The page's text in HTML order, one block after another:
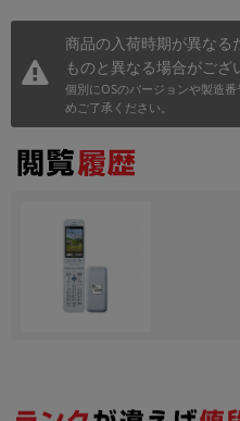
商品の入荷時期が異なる
ものと異なる場合がござ
個別にOSのバージョンや製造
めご了承ください。
モニタサイズ
価格